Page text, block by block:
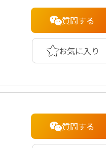
質問する
お気に入り
質問する